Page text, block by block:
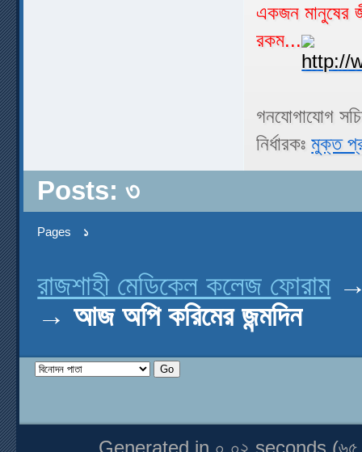
একজন মানুষের
রকম...
গনযোগাযোগ
নির্ধারকঃমুক্ত
Posts: ৩
Pages ১
রাজশাহী মেডিকেল কলেজ ফোরাম
→আজ অপি করিমের জন্মদিন